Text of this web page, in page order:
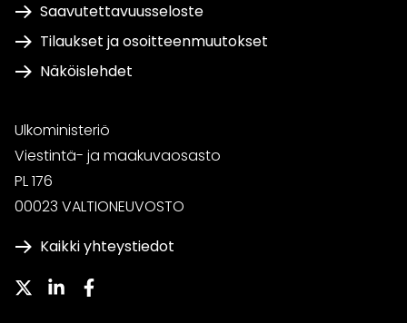
Saavutettavuusseloste
Tilaukset ja osoitteenmuutokset
Näköislehdet
Ulkoministeriö
Viestintä- ja maakuvaosasto
PL 176
00023 VALTIONEUVOSTO
Kaikki yhteystiedot